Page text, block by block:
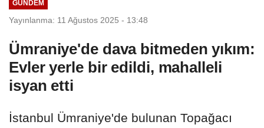
GÜNDEM
Yayınlanma: 11 Ağustos 2025 - 13:48
Ümraniye'de dava bitmeden yıkım:
Evler yerle bir edildi, mahalleli
isyan etti
İstanbul Ümraniye'de bulunan Topağacı